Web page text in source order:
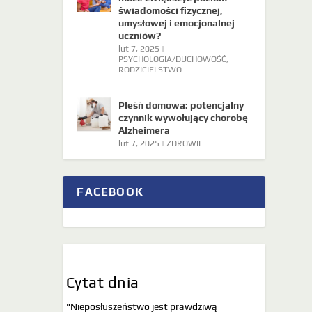
świadomości fizycznej,
umysłowej i emocjonalnej
uczniów?
lut 7, 2025 |
PSYCHOLOGIA/DUCHOWOŚĆ,
RODZICIELSTWO
Pleśń domowa: potencjalny
czynnik wywołujący chorobę
Alzheimera
lut 7, 2025 |ZDROWIE
FACEBOOK
Cytat dnia
"Nieposłuszeństwo jest prawdziwą